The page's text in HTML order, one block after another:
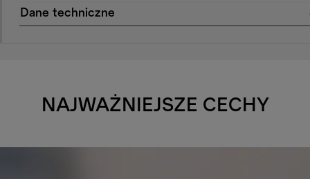
Dane techniczne
NAJWAŻNIEJSZE CECHY